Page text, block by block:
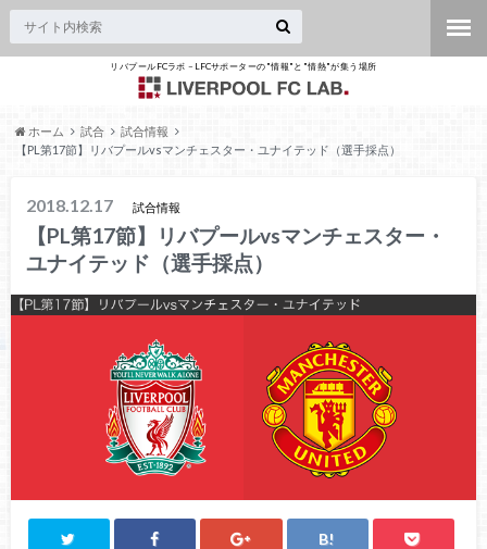
リバプールFCラボ – LFCサポーターの"情報"と"情熱"が集う場所
ホーム 試合
試合情報
【PL第17節】リバプールvsマンチェスター・ユナイテッド（選手採点）
2018.12.17 試合情報
【PL第17節】リバプールvsマンチェスター・
ユナイテッド（選手採点）